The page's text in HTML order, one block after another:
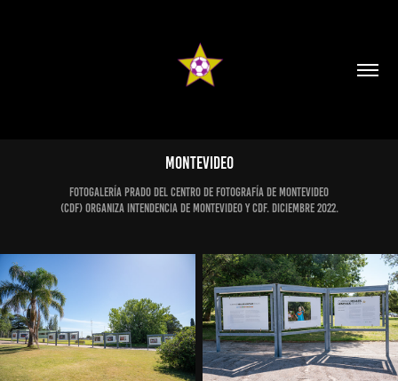
MONTEVIDEO
Fotogalería Prado del Centro de Fotografía de Montevideo
(CdF) ORGANIZA INTENDENCIA DE MONTEVIDEO Y CDF. DICIEMBRE 2022.